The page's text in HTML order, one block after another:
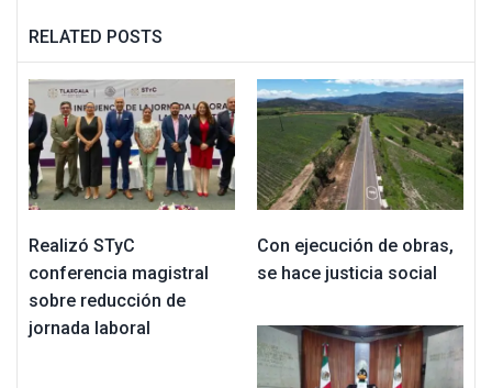
RELATED POSTS
Realizó STyC
conferencia magistral
sobre reducción de
jornada laboral
Con ejecución de obras,
se hace justicia social